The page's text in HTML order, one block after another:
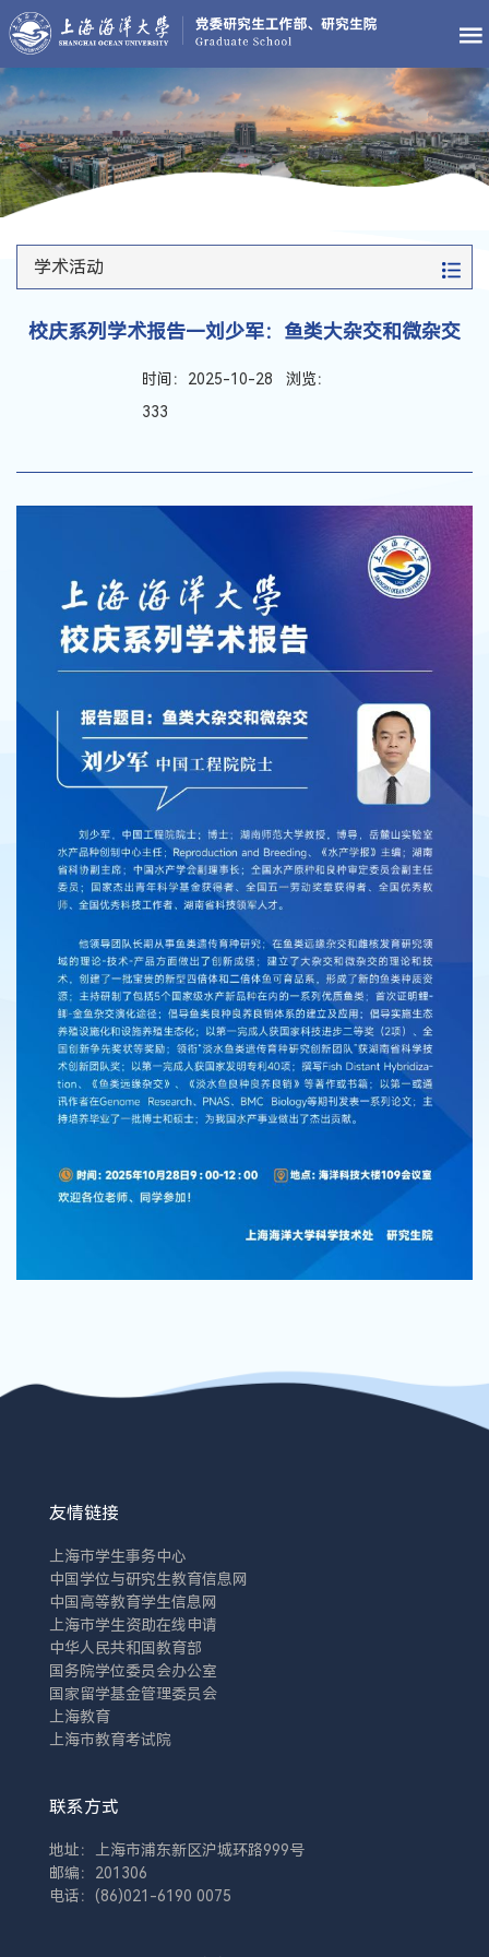
学术活动
校庆系列学术报告—刘少军：鱼类大杂交和微杂交
时间：2025-10-28 浏览：
333
友情链接
上海市学生事务中心
中国学位与研究生教育信息网
中国高等教育学生信息网
上海市学生资助在线申请
中华人民共和国教育部
国务院学位委员会办公室
国家留学基金管理委员会
上海教育
上海市教育考试院
联系方式
地址：上海市浦东新区沪城环路999号
邮编：201306
电话：(86)021-6190 0075